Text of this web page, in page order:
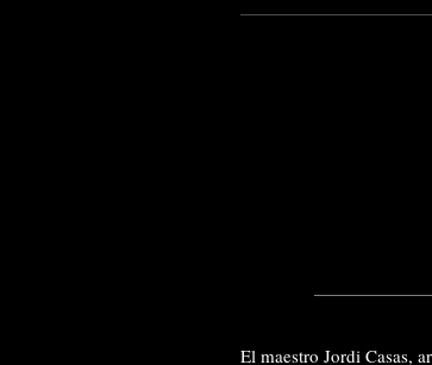
El maestro Jordi Casas,